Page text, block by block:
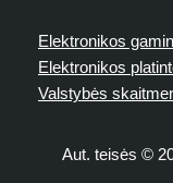
Elektronikos
Elektronikos
Valstybės
Aut. teisės ©